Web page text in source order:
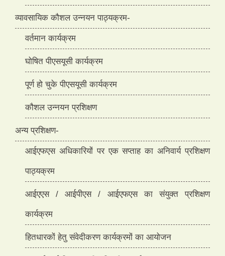
व्यावसायिक कौशल उन्नयन पाठ्यक्रम-
वर्तमान कार्यक्रम
घोषित पीएसयूसी कार्यक्रम
पूर्ण हो चुके पीएसयूसी कार्यक्रम
कौशल उन्नयन प्रशिक्षण
अन्य प्रशिक्षण-
आईएफएस अधिकारियों पर एक सप्ताह का अनिवार्य प्रशिक्षण
पाठ्यक्रम
आईएएस / आईपीएस / आईएफएस का संयुक्त प्रशिक्षण
कार्यक्रम
हितधारकों हेतु संवेदीकरण कार्यक्रमों का आयोजन